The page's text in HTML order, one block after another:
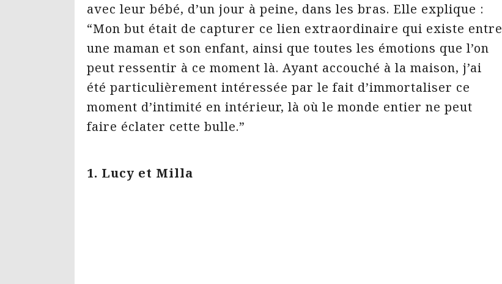
avec leur bébé, d’un jour à peine, dans les bras. Elle explique :
“Mon but était de capturer ce lien extraordinaire qui existe entre
une maman et son enfant, ainsi que toutes les émotions que l’on
peut ressentir à ce moment là. Ayant accouché à la maison, j’ai
été particulièrement intéressée par le fait d’immortaliser ce
moment d’intimité en intérieur, là où le monde entier ne peut
faire éclater cette bulle.”
1. Lucy et Milla